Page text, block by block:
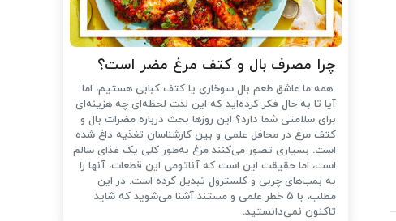
چرا مصرف بال و کتف مرغ مضر است؟
همه ما عاشق طعم بال سوخاری یا کتف کبابی هستیم، اما
آیا تا به حال فکر کرده‌اید که این لذت لحظه‌ای چه هزینه‌ای
برای سلامتی شما دارد؟ این روزها بحث درباره مضرات بال و
کتف مرغ در محافل علمی و بین کارشناسان تغذیه داغ شده
است. بسیاری تصور می‌کنند مرغ به‌طور کلی یک غذای سالم
است، اما حقیقت این است که آناتومی این قطعات، آنها را
به بمب‌های چربی و کلسترول تبدیل کرده است. در این
مطلب، با ۵ خطر علمی و مستند آشنا می‌شوید که شاید
تاکنون نمی‌دانستید.